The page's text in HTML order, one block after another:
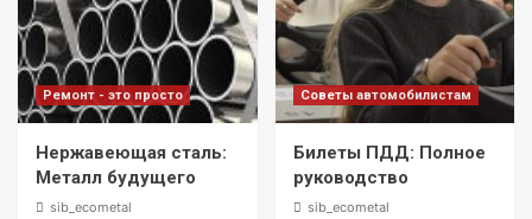
Ремонт - это просто
Нержавеющая сталь:
Металл будущего
sib_ecometal
Советы автомобилистам
Билеты ПДД: Полное
руководство
sib_ecometal